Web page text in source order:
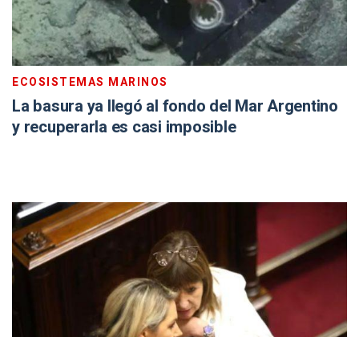
ECOSISTEMAS MARINOS
La basura ya llegó al fondo del Mar Argentino
y recuperarla es casi imposible